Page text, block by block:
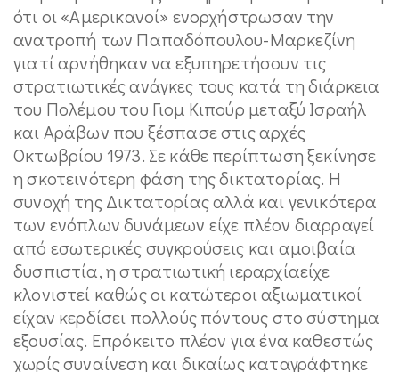
ότι οι «Αμερικανοί» ενορχήστρωσαν την
ανατροπή των Παπαδόπουλου-Μαρκεζίνη
γιατί αρνήθηκαν να εξυπηρετήσουν τις
στρατιωτικές ανάγκες τους κατά τη διάρκεια
του Πολέμου του Γιομ Κιπούρ μεταξύ Ισραήλ
και Αράβων που ξέσπασε στις αρχές
Οκτωβρίου 1973. Σε κάθε περίπτωση ξεκίνησε
η σκοτεινότερη φάση της δικτατορίας. Η
συνοχή της Δικτατορίας αλλά και γενικότερα
των ενόπλων δυνάμεων είχε πλέον διαρραγεί
από εσωτερικές συγκρούσεις και αμοιβαία
δυσπιστία, η στρατιωτική ιεραρχίαείχε
κλονιστεί καθώς οι κατώτεροι αξιωματικοί
είχαν κερδίσει πολλούς πόντους στο σύστημα
εξουσίας. Επρόκειτο πλέον για ένα καθεστώς
χωρίς συναίνεση και δικαίως καταγράφτηκε